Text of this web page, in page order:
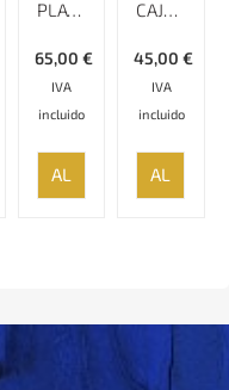
PLATO LISO MINAKARI CON BORDE ESPECIAL – 25 CM
€
65,00
IVA
incluido
AL
CARRITO
CAJA KHATAMKARI – 18 CM
€
45,00
IVA
incluido
AL
CARRITO